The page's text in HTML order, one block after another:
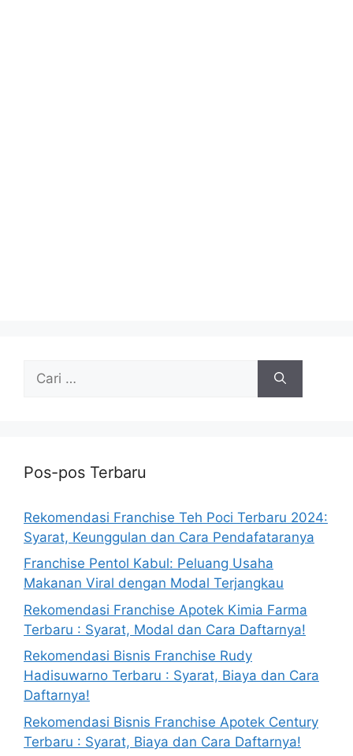
untuk:
Pos-pos Terbaru
Rekomendasi Franchise Teh Poci Terbaru 2024:
Syarat, Keunggulan dan Cara Pendafataranya
Franchise Pentol Kabul: Peluang Usaha
Makanan Viral dengan Modal Terjangkau
Rekomendasi Franchise Apotek Kimia Farma
Terbaru : Syarat, Modal dan Cara Daftarnya!
Rekomendasi Bisnis Franchise Rudy
Hadisuwarno Terbaru : Syarat, Biaya dan Cara
Daftarnya!
Rekomendasi Bisnis Franchise Apotek Century
Terbaru : Syarat, Biaya dan Cara Daftarnya!